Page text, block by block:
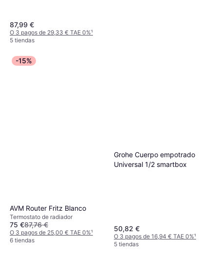
87,99 €
O 3 pagos de 29,33 € TAE 0%¹
5 tiendas
7 tiendas
-15%
AVM Router Fritz Blanco
Termostato de radiador
75 €87,76 €
O 3 pagos de 25,00 € TAE 0%¹
6 tiendas
Grohe Cuerpo empotrado
Universal 1/2 smartbox
50,82 €
O 3 pagos de 16,94 € TAE 0%¹
5 tiendas